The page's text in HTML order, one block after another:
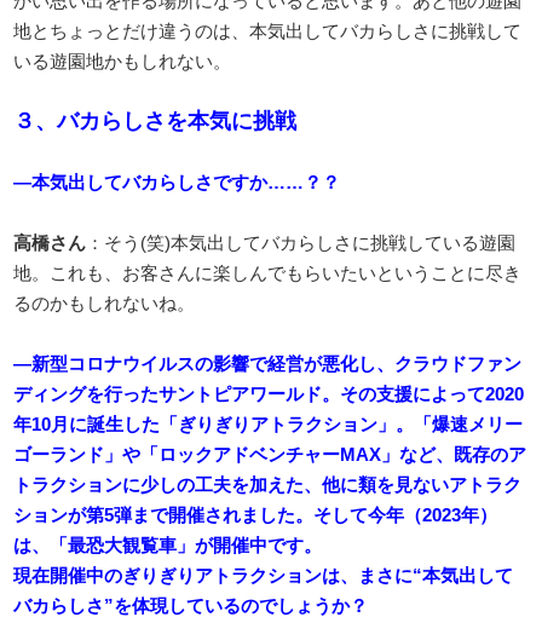
地とちょっとだけ違うのは、本気出してバカらしさに挑戦して
いる遊園地かもしれない。
３、バカらしさを本気に挑戦
―本気出してバカらしさですか……？？
高橋さん ：そう(笑)本気出してバカらしさに挑戦している遊園
地。これも、お客さんに楽しんでもらいたいということに尽き
るのかもしれないね。
―新型コロナウイルスの影響で経営が悪化し、クラウドファン
ディングを行ったサントピアワールド。その支援によって2020
年10月に誕生した「ぎりぎりアトラクション」。「爆速メリー
ゴーランド」や「ロックアドベンチャーMAX」など、既存のア
トラクションに少しの工夫を加えた、他に類を見ないアトラク
ションが第5弾まで開催されました。そして今年（2023年）
は、「最恐大観覧車」が開催中です。
現在開催中のぎりぎりアトラクションは、まさに“本気出して
バカらしさ”を体現しているのでしょうか？